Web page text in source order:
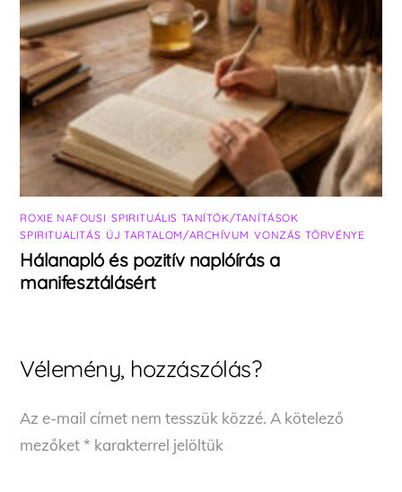
ROXIE NAFOUSI ,SPIRITUÁLIS TANÍTÓK/TANÍTÁSOK
SPIRITUALITÁS ÚJ TARTALOM/ARCHÍVUM ,VONZÁS TÖRVÉNYE
Hálanapló és pozitív naplóírás a
manifesztálásért
Vélemény, hozzászólás?
Az e-mail címet nem tesszük közzé. A kötelező
mezőket* karakterrel jelöltük